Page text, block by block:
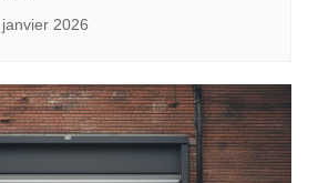
janvier 2026